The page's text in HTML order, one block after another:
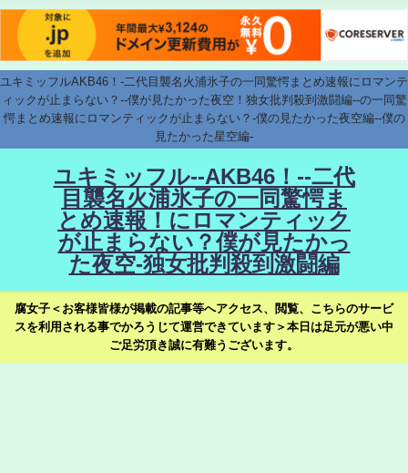
ユキミッフルAKB46！-二代目襲名火浦氷子の一同驚愕まとめ速報にロマンテ
ィックが止まらない？--僕が見たかった夜空！独女批判殺到激闘編--の一同驚
愕まとめ速報にロマンティックが止まらない？-僕の見たかった夜空編--僕の
見たかった星空編-
ユキミッフル--AKB46！--二代
目襲名火浦氷子の一同驚愕ま
とめ速報！にロマンティック
が止まらない？僕が見たかっ
た夜空-独女批判殺到激闘編
腐女子＜お客様皆様が掲載の記事等へアクセス、閲覧、こちらのサービ
スを利用される事でかろうじて運営できています＞本日は足元が悪い中
ご足労頂き誠に有難うございます。